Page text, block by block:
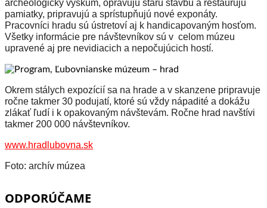
archeologický výskum, opravujú starú stavbu a reštaurujú
pamiatky, pripravujú a sprístupňujú nové exponáty.
Pracovníci hradu sú ústretoví aj k handicapovaným hosťom.
Všetky informácie pre návštevníkov sú v celom múzeu
upravené aj pre nevidiacich a nepočujúcich hostí.
Okrem stálych expozícií sa na hrade a v skanzene pripravuje
ročne takmer 30 podujatí, ktoré sú vždy nápadité a dokážu
zlákať ľudí i k opakovaným návštevám. Ročne hrad navštívi
takmer 200 000 návštevníkov.
www.hradlubovna.sk
Foto: archív múzea
ODPORÚČAME